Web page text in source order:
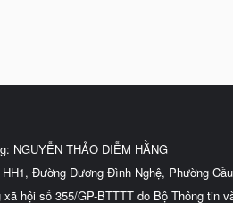
NGUYỄN THẢO DIỄM HẰNG
Đường Dương Đình Nghệ, Phường
hội số 355/GP-BTTTT do Bộ Thông tin